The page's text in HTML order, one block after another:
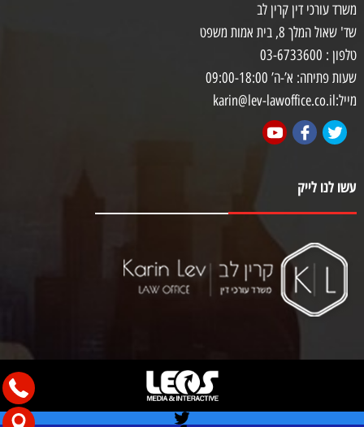
משרד עורכי דין קרין לב
שד' שאול המלך 8, בית אמות משפט
טלפון : 03-6733600
שעות פתיחה: א’-ה’ 09:00-18:00
מייל:karin@lev-lawoffice.co.il
עשו לנו לייק